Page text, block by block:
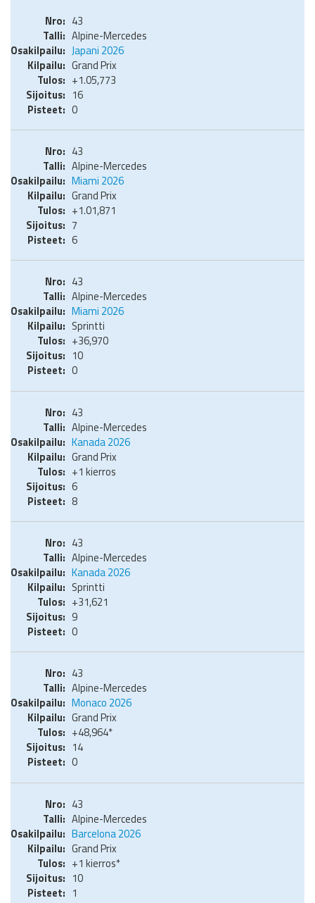
43
Alpine-Mercedes
Japani 2026
Grand Prix
+1.05,773
16
0
43
Alpine-Mercedes
Miami 2026
Grand Prix
+1.01,871
7
6
43
Alpine-Mercedes
Miami 2026
Sprintti
+36,970
10
0
43
Alpine-Mercedes
Kanada 2026
Grand Prix
+1 kierros
6
8
43
Alpine-Mercedes
Kanada 2026
Sprintti
+31,621
9
0
43
Alpine-Mercedes
Monaco 2026
Grand Prix
+48,964*
14
0
43
Alpine-Mercedes
Barcelona 2026
Grand Prix
+1 kierros*
10
1